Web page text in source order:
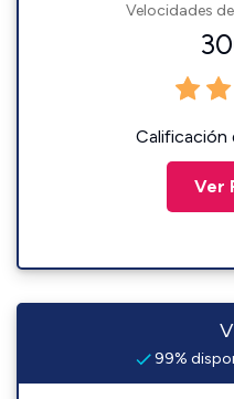
Velocidades
Calificación
Ver
99%